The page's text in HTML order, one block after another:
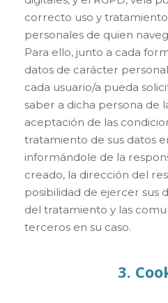
correcto uso y
personales de quien
Para ello, junto a cada
datos de carácter
cada usuario/a pueda
saber a dicha persona de
aceptación de las
tratamiento de sus datos
informándole de la
creado, la dirección del
posibilidad de ejercer sus
del tratamiento y las
terceros en su caso.
3.